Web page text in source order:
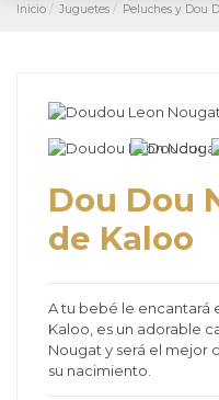
Inicio Juguetes Peluches y Dou
Dou Dou
de Kaloo
A tu bebé le encantará
Kaloo, es un adorable
Nougat y será el mejor
su nacimiento.